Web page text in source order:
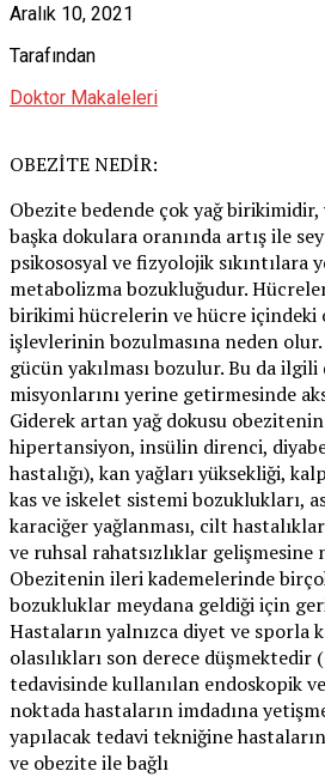
Aralık 10, 2021
Tarafından
Doktor Makaleleri
OBEZİTE NEDİR:
Obezite bedende çok yağ
başka dokulara oranında artış ile
psikososyal ve fizyolojik sıkıntılara
metabolizma bozukluğudur.
birikimi hücrelerin ve hücre
işlevlerinin bozulmasına neden
gücün yakılması bozulur. Bu da
misyonlarını yerine getirmesinde
Giderek artan yağ dokusu obezitenin
hipertansiyon, insülin direnci,
hastalığı), kan yağları yüksekliği,
kas ve iskelet sistemi bozuklukları,
karaciğer yağlanması, cilt
ve ruhsal rahatsızlıklar
Obezitenin ileri kademelerinde
bozukluklar meydana geldiği için
Hastaların yalnızca diyet ve sporla
olasılıkları son derece düşmektedir
tedavisinde kullanılan endoskopik
noktada hastaların imdadına
yapılacak tedavi tekniğine
ve obezite ile bağlı